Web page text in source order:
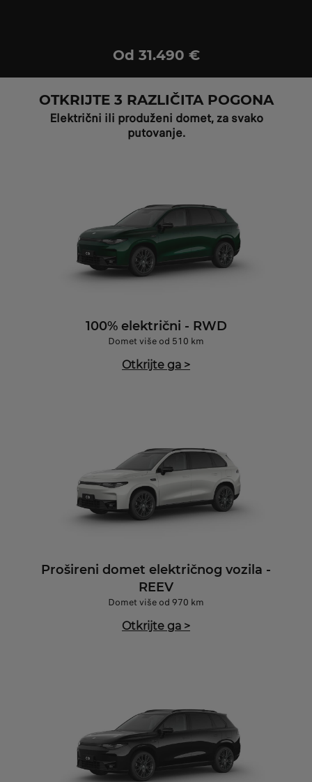
Od 31.490 €
OTKRIJTE 3 RAZLIČITA POGONA
Električni ili produženi domet, za svako
putovanje.
100% električni - RWD
Domet više od 510 km
Otkrijte ga >
Prošireni domet električnog vozila -
REEV
Domet više od 970 km
Otkrijte ga >